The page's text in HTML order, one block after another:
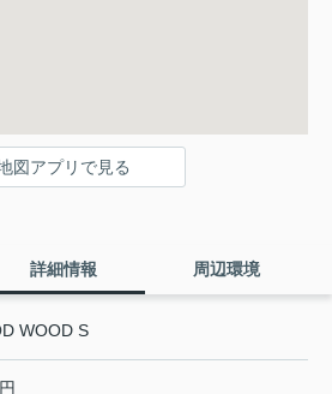
図アプリで見る
詳細情報 周辺環境
WOOD S